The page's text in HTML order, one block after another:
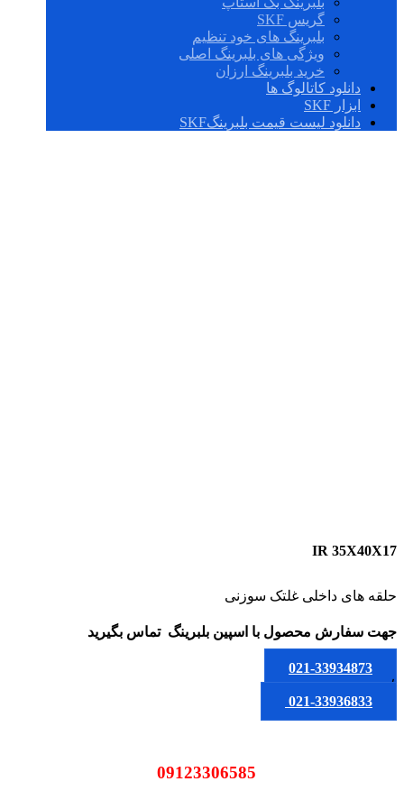
گریس SKF
بلبرینگ های خود تنظیم
ویژگی های بلبرینگ اصلی
خرید بلبرینگ ارزان
دانلود کاتالوگ ها
ابزار SKF
دانلود لیست قیمت بلبرینگSKF
IR 35X40X17
حلقه های داخلی غلتک سوزنی
جهت سفارش محصول با اسپین بلبرینگ تماس بگیرید
021-33934873
یا
021-33936833